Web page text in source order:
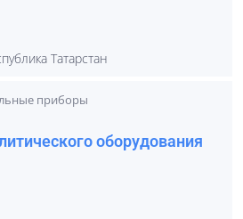
Татарстан
приборы
оборудования